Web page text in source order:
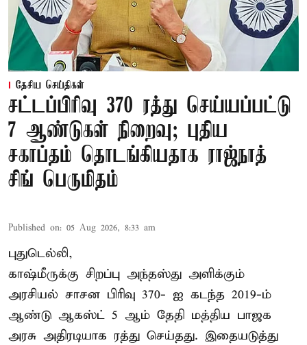
தேசிய செய்திகள்
சட்டப்பிரிவு 370 ரத்து செய்யப்பட்டு
7 ஆண்டுகள் நிறைவு; புதிய
சகாப்தம் தொடங்கியதாக ராஜ்நாத்
சிங் பெருமிதம்
Published on: 05 Aug 2026, 8:33 am
புதுடெல்லி,
காஷ்மீருக்கு சிறப்பு அந்தஸ்து அளிக்கும்
அரசியல் சாசன பிரிவு 370- ஐ கடந்த 2019-ம்
ஆண்டு ஆகஸ்ட் 5 ஆம் தேதி மத்திய பாஜக
அரசு அதிரடியாக ரத்து செய்தது. இதையடுத்து